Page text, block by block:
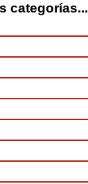
categorías...